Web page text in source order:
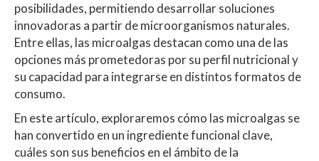
posibilidades, permitiendo desarrollar soluciones
innovadoras a partir de microorganismos naturales.
Entre ellas, las microalgas destacan como una de las
opciones más prometedoras por su perfil nutricional y
su capacidad para integrarse en distintos formatos de
consumo.
En este artículo, exploraremos cómo las microalgas se
han convertido en un ingrediente funcional clave,
cuáles son sus beneficios en el ámbito de la